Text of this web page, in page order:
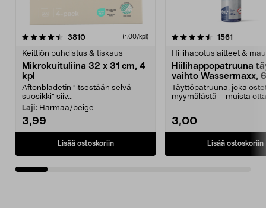
3810arvostelut (1,00/kpl)
Keittiön puhdistus & tiskaus
Mikrokuituliina 32 x 31 cm, 4
kpl
Aftonbladetin "itsestään selvä
suosikki" siiv...
Laji: Harmaa/beige
3,99
Lisää ostoskoriin
4.5viidestä
1561
Hiilihapotuslaitteet &
Hiilihappopatruuna
vaihto Wassermaxx,
Täyttöpatruuna, joka
myymälästä – muista
3,00
Lisää ostoskoriin
4.5viidestä